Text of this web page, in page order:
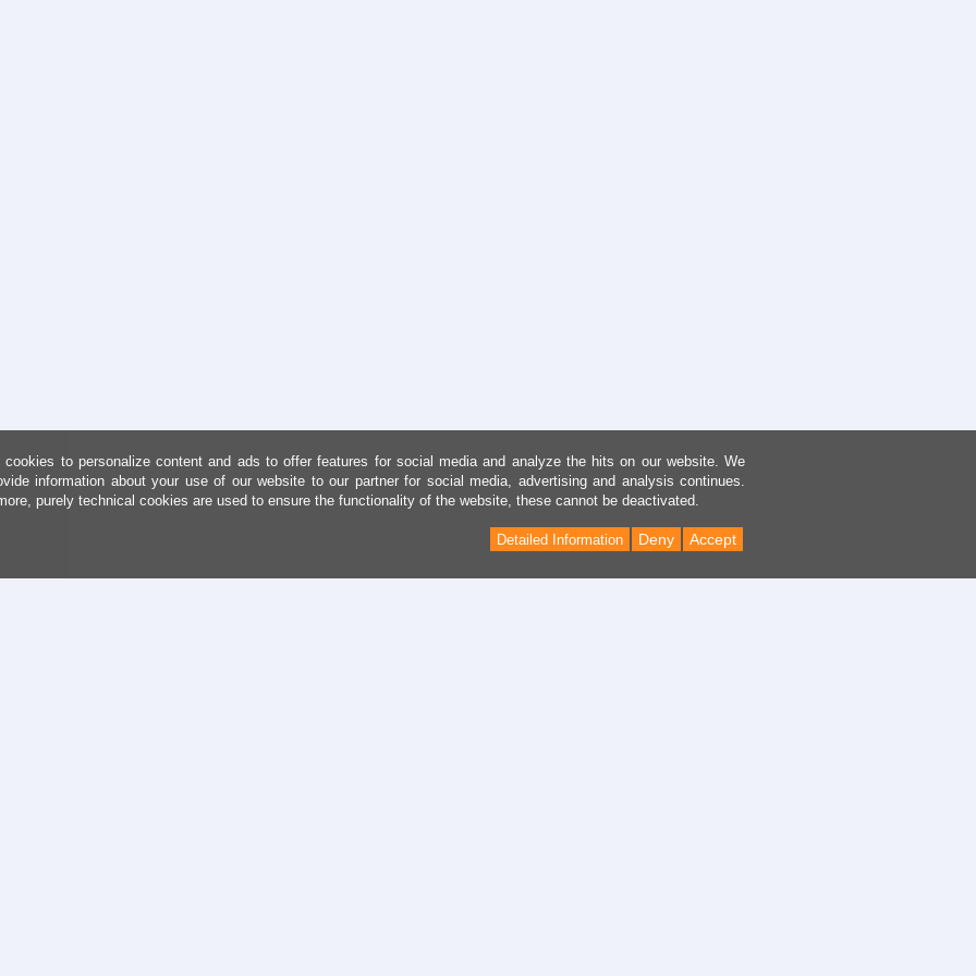
cookies to personalize content and ads to offer features for social media and analyze the hits on our website. We
information about your use of our website to our partner for social media, advertising and analysis continues.
purely technical cookies are used to ensure the functionality of the website, these cannot be deactivated.
Accept
Deny
Detailed Information